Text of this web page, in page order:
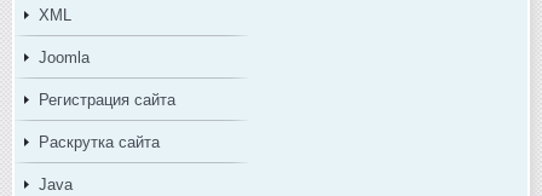
XML
Joomla
Регистрация сайта
Раскрутка сайта
Java